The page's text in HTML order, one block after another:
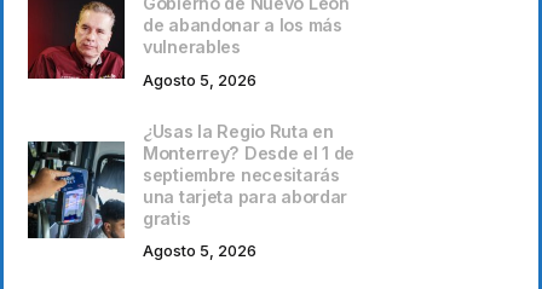
de abandonar a los más
vulnerables
Agosto 5, 2026
¿Usas la Regio Ruta en
Monterrey? Desde el 1 de
septiembre necesitarás
una tarjeta para abordar
gratis
Agosto 5, 2026